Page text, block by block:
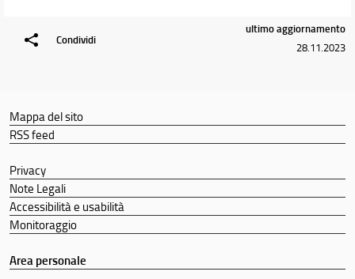
Condividi
ultimo aggiornamento
28.11.2023
Mappa del sito
RSS feed
Privacy
Note Legali
Accessibilità e usabilità
Monitoraggio
Area personale